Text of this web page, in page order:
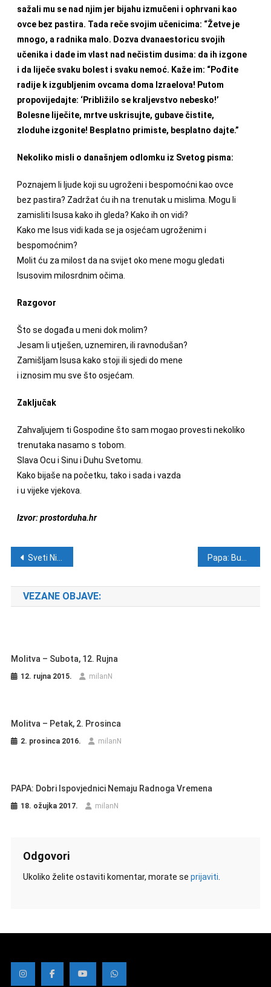
sažali mu se nad njim jer bijahu izmučeni i ophrvani kao
ovce bez pastira. Tada reče svojim učenicima: “Žetve je
mnogo, a radnika malo. Dozva dvanaestoricu svojih
učenika i dade im vlast nad nečistim dusima: da ih izgone
i da liječe svaku bolest i svaku nemoć. Kaže im: “Pođite
radije k izgubljenim ovcama doma Izraelova! Putom
propovijedajte: ‘Približilo se kraljevstvo nebesko!’
Bolesne liječite, mrtve uskrisujte, gubave čistite,
zloduhe izgonite! Besplatno primiste, besplatno dajte.”
Nekoliko misli o današnjem odlomku iz Svetog pisma:
Poznajem li ljude koji su ugroženi i bespomoćni kao ovce
bez pastira? Zadržat ću ih na trenutak u mislima. Mogu li
zamisliti Isusa kako ih gleda? Kako ih on vidi?
Kako me Isus vidi kada se ja osjećam ugroženim i
bespomoćnim?
Molit ću za milost da na svijet oko mene mogu gledati
Isusovim milosrdnim očima.
Razgovor
Što se događa u meni dok molim?
Jesam li utješen, uznemiren, ili ravnodušan?
Zamišljam Isusa kako stoji ili sjedi do mene
i iznosim mu sve što osjećam.
Zaključak
Zahvaljujem ti Gospodine što sam mogao provesti nekoliko
trenutaka nasamo s tobom.
Slava Ocu i Sinu i Duhu Svetomu.
Kako bijaše na početku, tako i sada i vazda
i u vijeke vjekova.
Izvor: prostorduha.hr
Navigacija objava
Sveti Nikola
VEZANE OBJAVE:
Molitva – Subota, 12. Rujna
12. rujna 2015. milanN
Molitva – Petak, 2. Prosinca
2. prosinca 2016. milanN
PAPA: Dobri Ispovjednici Nemaju Radnoga Vremena
18. ožujka 2017. milanN
Odgovori
Ukoliko želite ostaviti komentar, morate se prijaviti